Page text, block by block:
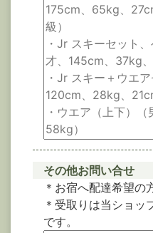
その他お問い合せ
＊お宿へ配達希望の
＊受取りは当ショッ
です。